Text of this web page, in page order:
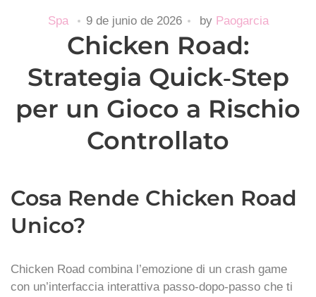
Spa 9 de junio de 2026 by Paogarcia
Chicken Road:
Strategia Quick‑Step
per un Gioco a Rischio
Controllato
Cosa Rende Chicken Road
Unico?
Chicken Road combina l’emozione di un crash game
con un’interfaccia interattiva passo‑dopo‑passo che ti